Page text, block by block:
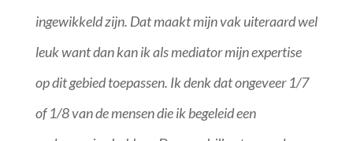
ingewikkeld zijn. Dat maakt mijn vak uiteraard wel
leuk want dan kan ik als mediator mijn expertise
op dit gebied toepassen. Ik denk dat ongeveer 1/7
of 1/8 van de mensen die ik begeleid een